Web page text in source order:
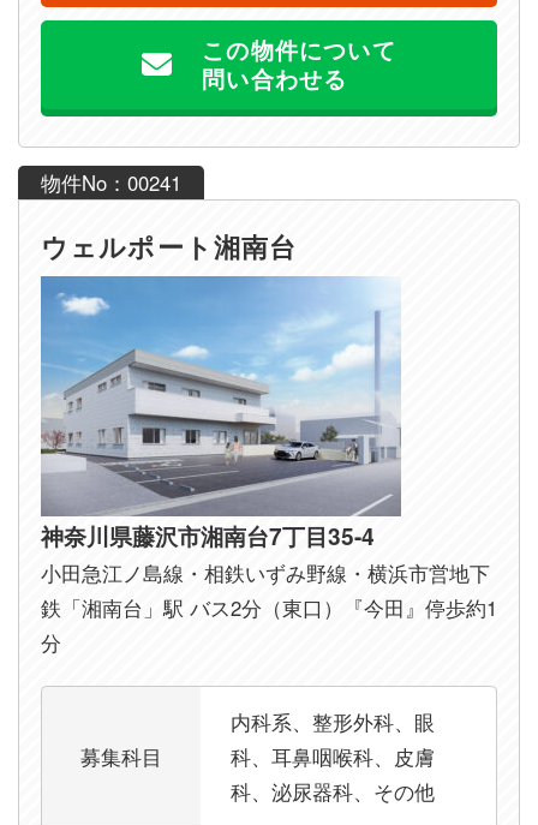
この物件について
問い合わせる
物件No：00241
ウェルポート湘南台
神奈川県藤沢市湘南台7丁目35-4
小田急江ノ島線・相鉄いずみ野線・横浜市営地下
鉄「湘南台」駅 バス2分（東口）『今田』停歩約1
分
募集科目
内科系、整形外科、眼
科、耳鼻咽喉科、皮膚
科、泌尿器科、その他